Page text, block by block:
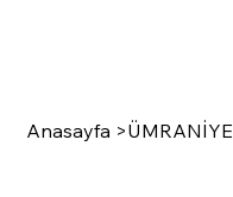
Anasayfa >